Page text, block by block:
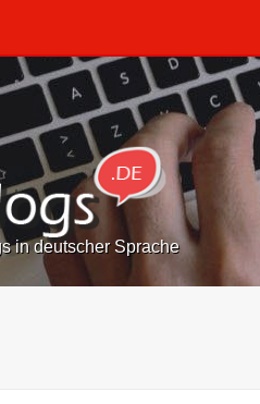
in deutscher Sprache